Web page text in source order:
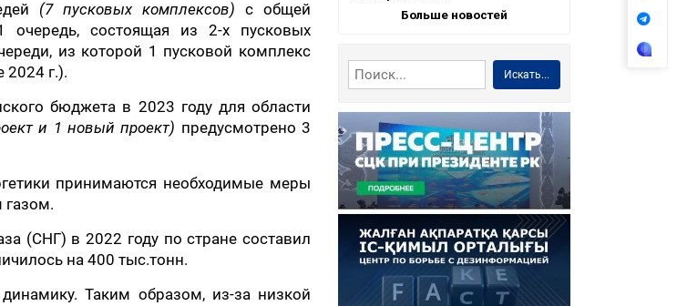
(7 пусковых комплексов) с общей
состоящая из 2-х пусковых
из которой 1 пусковой комплекс
2024 г.).
бюджета в 2023 году для области
и 1 новый проект) предусмотрено 3
принимаются необходимые меры
газом.
(СНГ) в 2022 году по стране составил
на 400 тыс.тонн.
Таким образом, из-за низкой
Больше новостей
Искать...